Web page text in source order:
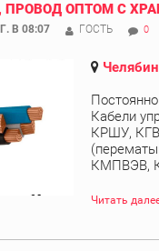
ОПТОМ С
В 08:07 ГОСТЬ 0
Кабели
КРШУ,
КМПВЭВ,
Читать